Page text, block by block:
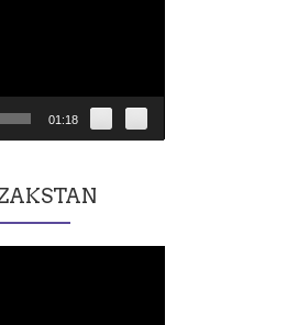
01:18